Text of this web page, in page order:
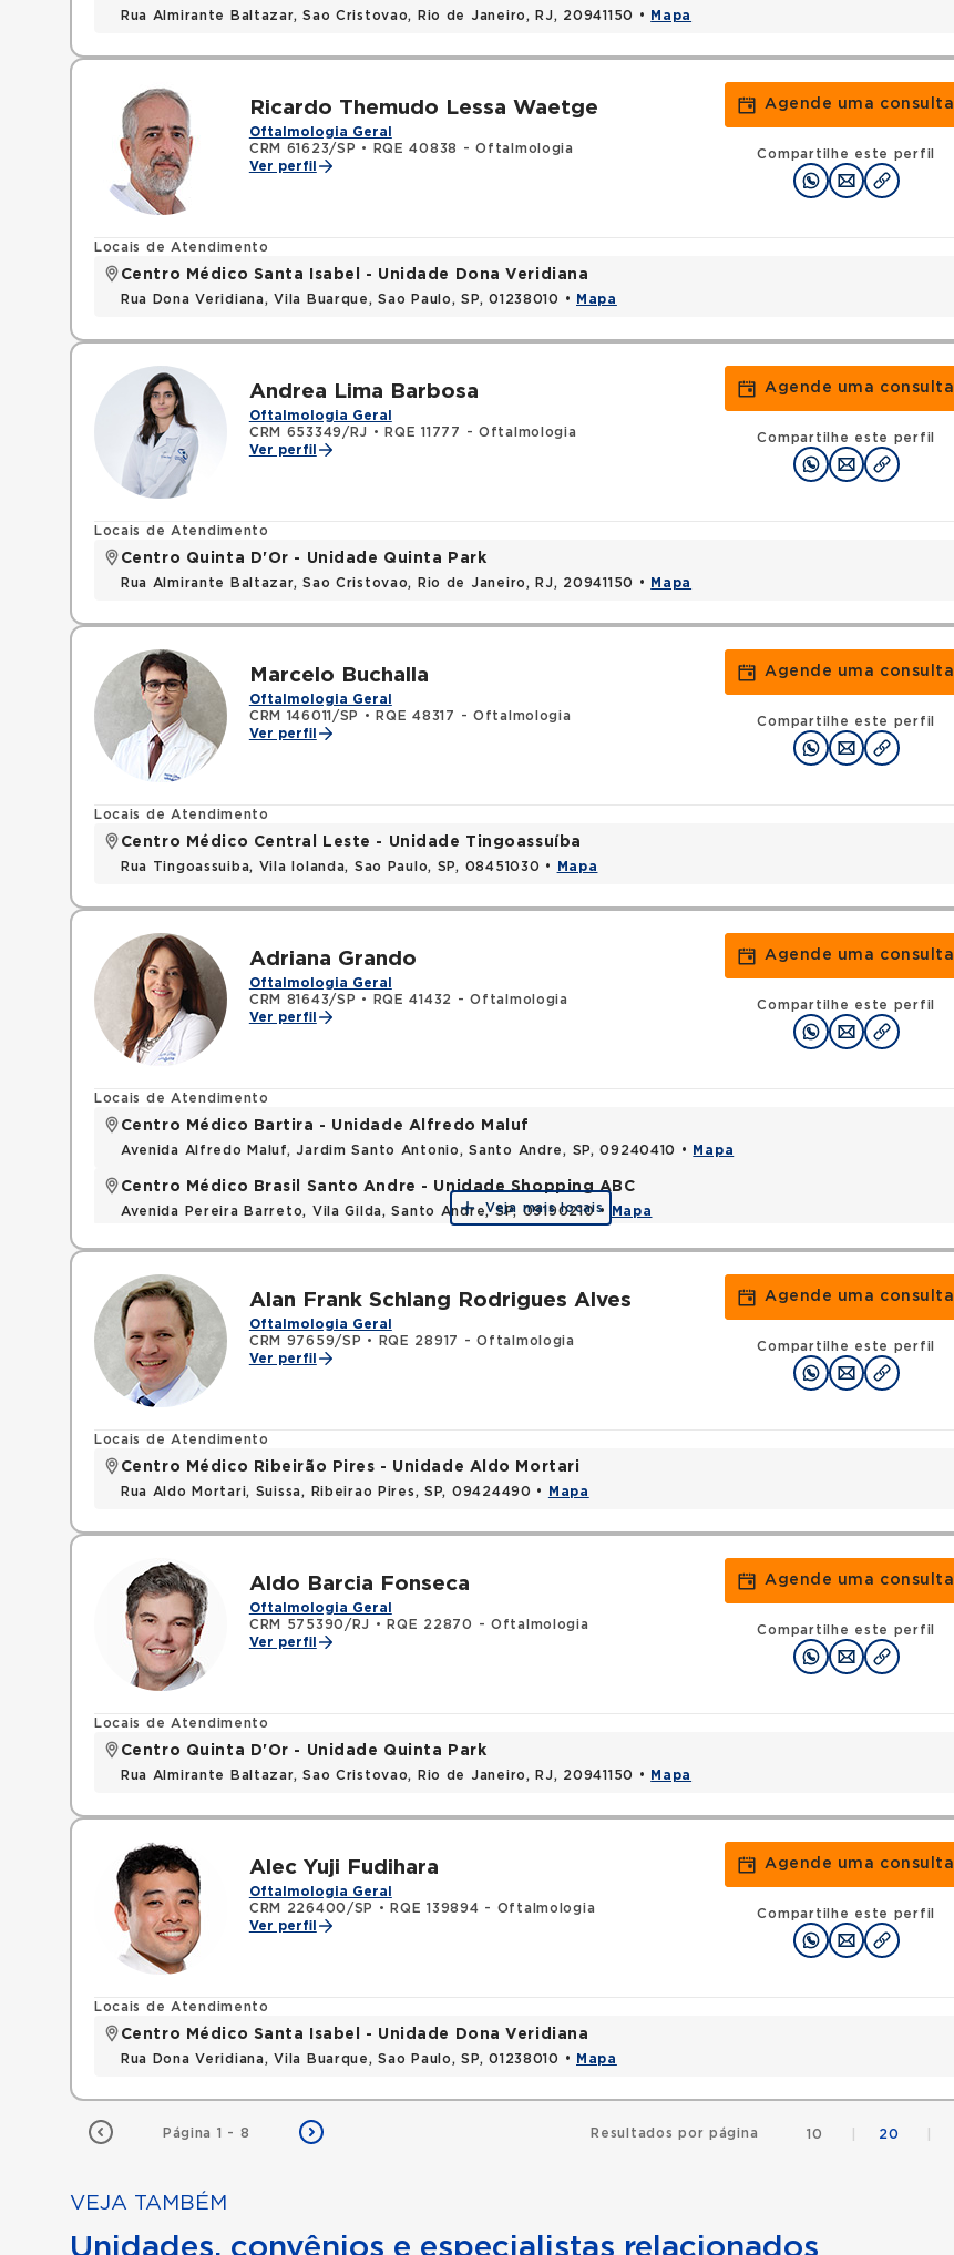
Rua Almirante Baltazar, Sao Cristovao, Rio de Janeiro, RJ, 20941150 • Mapa
Ricardo Themudo Lessa Waetge
Oftalmologia Geral
CRM 61623/SP •
RQE 40838 - Oftalmologia
Ver perfil
Agende uma consulta
Compartilhe este perfil
Locais de Atendimento
Centro Médico Santa Isabel - Unidade Dona Veridiana
Rua Dona Veridiana, Vila Buarque, Sao Paulo, SP, 01238010 • Mapa
Andrea Lima Barbosa
Oftalmologia Geral
CRM 653349/RJ •
RQE 11777 - Oftalmologia
Ver perfil
Agende uma consulta
Compartilhe este perfil
Locais de Atendimento
Centro Quinta D'Or - Unidade Quinta Park
Rua Almirante Baltazar, Sao Cristovao, Rio de Janeiro, RJ, 20941150 • Mapa
Marcelo Buchalla
Oftalmologia Geral
CRM 146011/SP
•
RQE 48317 - Oftalmologia
Ver perfil
Agende uma consulta
Compartilhe este perfil
Locais de Atendimento
Centro Médico Central Leste - Unidade Tingoassuíba
Rua Tingoassuiba, Vila Iolanda, Sao Paulo, SP, 08451030 • Mapa
Adriana Grando
Oftalmologia Geral
CRM 81643/SP •
RQE 41432 - Oftalmologia
Ver perfil
Agende uma consulta
Compartilhe este perfil
Locais de Atendimento
Centro Médico Bartira - Unidade Alfredo Maluf
Avenida Alfredo Maluf, Jardim Santo Antonio, Santo Andre, SP, 09240410 • Mapa
Centro Médico Brasil Santo Andre - Unidade Shopping ABC
Avenida Pereira Barreto, Vila Gilda, Santo Andre, SP, 09190210 • Mapa
Veja mais locais
Alan Frank Schlang Rodrigues Alves
Oftalmologia Geral
CRM 97659/SP •
RQE 28917 - Oftalmologia
Ver perfil
Agende uma consulta
Compartilhe este perfil
Locais de Atendimento
Centro Médico Ribeirão Pires - Unidade Aldo Mortari
Rua Aldo Mortari, Suissa, Ribeirao Pires, SP, 09424490 • Mapa
Aldo Barcia Fonseca
Oftalmologia Geral
CRM 575390/RJ •
RQE 22870 - Oftalmologia
Ver perfil
Agende uma consulta
Compartilhe este perfil
Locais de Atendimento
Centro Quinta D'Or - Unidade Quinta Park
Rua Almirante Baltazar, Sao Cristovao, Rio de Janeiro, RJ, 20941150 • Mapa
Alec Yuji Fudihara
Oftalmologia Geral
CRM 226400/SP
•
RQE 139894 - Oftalmologia
Ver perfil
Agende uma consulta
Compartilhe este perfil
Locais de Atendimento
Centro Médico Santa Isabel - Unidade Dona Veridiana
Rua Dona Veridiana, Vila Buarque, Sao Paulo, SP, 01238010 • Mapa
Página 1 - 8 Resultados por página 10 20
VEJA TAMBÉM
Unidades, convênios e especialistas relacionados